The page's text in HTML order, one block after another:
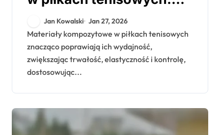
cechy wydajnościowe,
zalety, trendy rynkowe
Jan Kowalski Jan 27, 2026
Materiały kompozytowe w piłkach tenisowych
znacząco poprawiają ich wydajność,
zwiększając trwałość, elastyczność i kontrolę,
dostosowując...